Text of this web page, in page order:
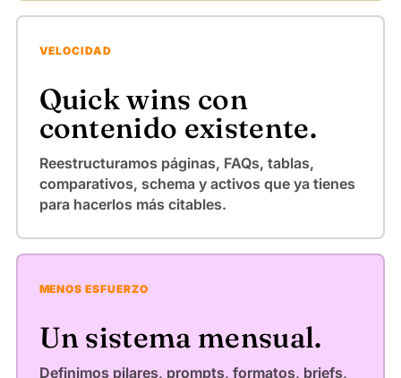
VELOCIDAD
Quick wins con
contenido existente.
Reestructuramos páginas, FAQs, tablas,
comparativos, schema y activos que ya tienes
para hacerlos más citables.
MENOS ESFUERZO
Un sistema mensual.
Definimos pilares, prompts, formatos, briefs,